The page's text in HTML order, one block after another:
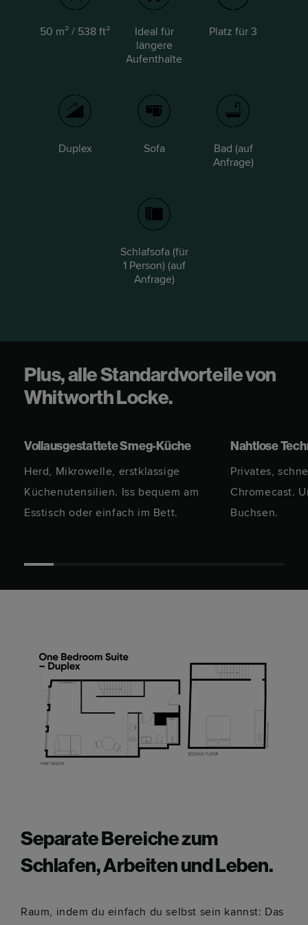
50 m² / 538 ft²
Ideal für
längere
Aufenthalte
Platz für 3
Duplex Sofa
Bad (auf
Anfrage)
Schlafsofa (für
1 Person) (auf
Anfrage)
Plus, alle Standardvorteile von
Whitworth Locke.
Vollausgestattete Smeg-Küche
Herd, Mikrowelle, erstklassige
Küchenutensilien. Iss bequem am
Esstisch oder einfach im Bett.
Nahtlose
Privates,
Chromecast.
Buchsen.
Separate Bereiche zum
Schlafen, Arbeiten und Leben.
Raum, indem du einfach du selbst sein kannst: Das